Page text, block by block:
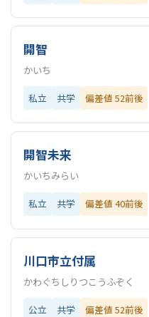
開智
かいち
私立 共学 偏差値 52前後
開智未来
かいちみらい
私立 共学 偏差値 40前後
川口市立付属
かわぐちしりつこうふぞく
公立 共学 偏差値 52前後